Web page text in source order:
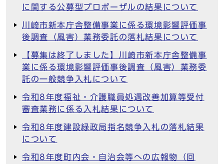
に関する公募型プロポーザルの結果について
川崎市新本庁舎整備事業に係る環境影響評価事
後調査（風害）業務委託の落札結果について
【募集は終了しました】川崎市新本庁舎整備事
業に係る環境影響評価事後調査（風害）業務委
託の一般競争入札について
令和8年度福祉・介護職員処遇改善加算等受付
審査業務に係る入札結果について
令和8年度建設緑政局指名競争入札の落札結果
について
令和8年度町内会・自治会等への広報物（回